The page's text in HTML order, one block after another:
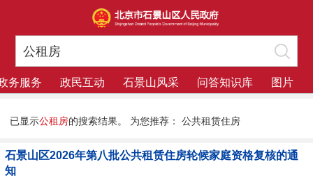
务服务 政民互动 石景山风采 问答知识库 图片
已显示公租房的搜索结果。 为您推荐： 公共租赁住房
石景山区2026年第八批公共租赁住房轮候家庭资格复核的通
知